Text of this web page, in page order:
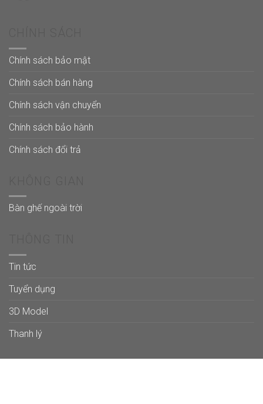
Chính sách bảo mật
Chính sách bán hàng
Chính sách vận chuyển
Chính sách bảo hành
Chính sách đổi trả
Bàn ghế ngoài trời
Tin tức
Tuyển dụng
3D Model
Thanh lý